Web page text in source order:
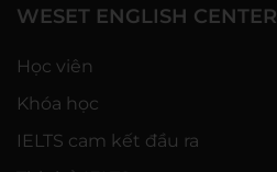
WESET ENGLISH CENTER
Học viên
Khóa học
IELTS cam kết đầu ra